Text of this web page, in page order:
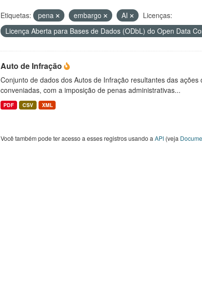
Etiquetas: pena embargo AI
Licenças:
Licença Aberta para Bases de Dados (ODbL) do Open Data
Auto de Infração
Conjunto de dados dos Autos de Infração resultantes das
conveniadas, com a imposição de penas administrativas...
PDF CSV XML
Você também pode ter acesso a esses registros usando a API(veja